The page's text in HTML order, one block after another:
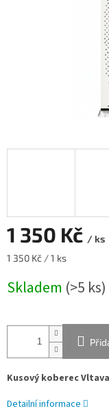
1 350 Kč / ks
Měrná
1 350 Kč / 1 ks
Skladem (>5 ks)
Kusový koberec
Detailní informace